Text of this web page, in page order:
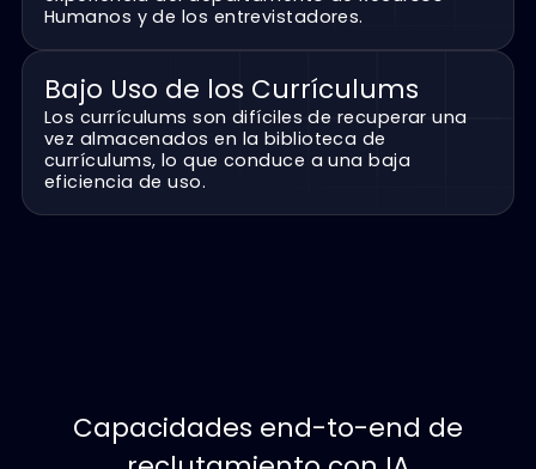
Baja Eficiencia
La elaboración de perfiles de candidatos
requiere una comunicación repetida, lo que
resulta en una pérdida de tiempo.
Falta de Criterios Estandarizados
Los currículums son difíciles de recuperar una
vez almacenados en la biblioteca de
currículums, lo que conduce a una baja